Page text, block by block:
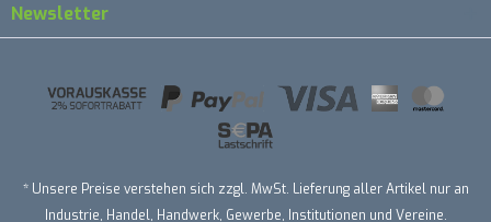
Newsletter
* Unsere Preise verstehen sich zzgl. MwSt. Lieferung aller Artikel nur an
Industrie, Handel, Handwerk, Gewerbe, Institutionen und Vereine.